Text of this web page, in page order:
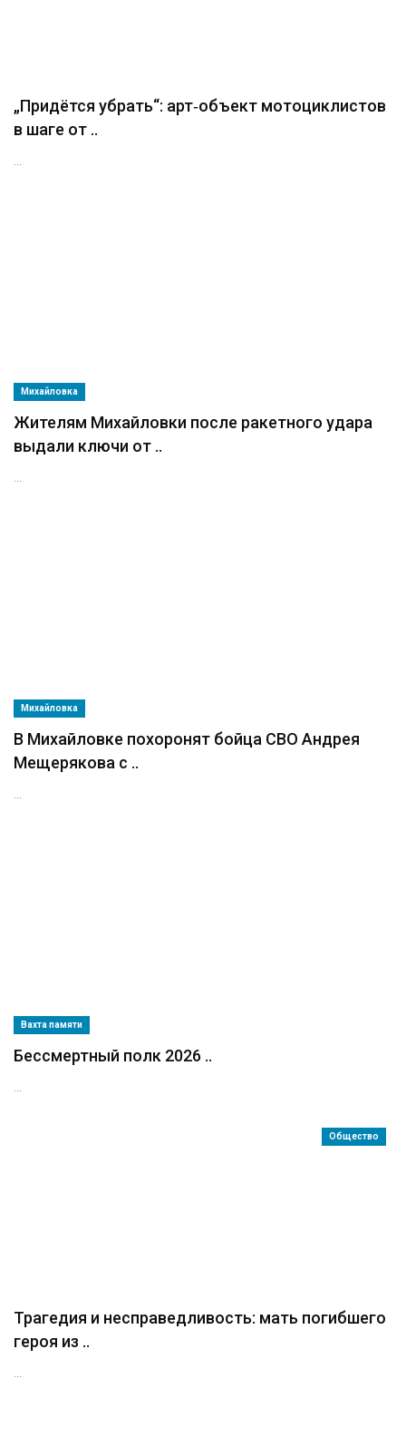
„Придётся убрать“: арт‑объект мотоциклистов
в шаге от ..
...
Михайловка
Жителям Михайловки после ракетного удара
выдали ключи от ..
...
Михайловка
В Михайловке похоронят бойца СВО Андрея
Мещерякова с ..
...
Вахта памяти
Бессмертный полк 2026 ..
...
Общество
Трагедия и несправедливость: мать погибшего
героя из ..
...